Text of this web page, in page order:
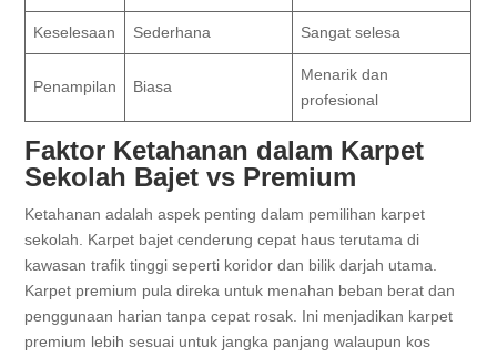
Keselesaan Sederhana Sangat selesa
Penampilan Biasa
Menarik dan
profesional
Faktor Ketahanan dalam Karpet
Sekolah Bajet vs Premium
Ketahanan adalah aspek penting dalam pemilihan karpet
sekolah. Karpet bajet cenderung cepat haus terutama di
kawasan trafik tinggi seperti koridor dan bilik darjah utama.
Karpet premium pula direka untuk menahan beban berat dan
penggunaan harian tanpa cepat rosak. Ini menjadikan karpet
premium lebih sesuai untuk jangka panjang walaupun kos